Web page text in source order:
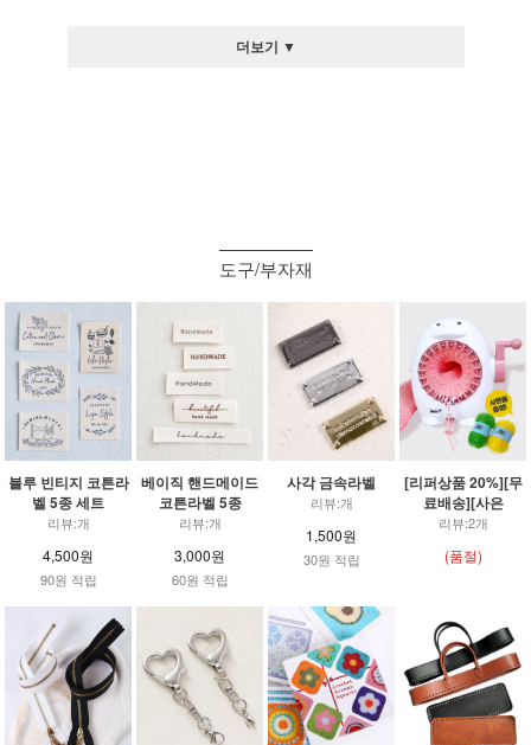
더보기 ▼
도구/부자재
블루 빈티지 코튼라
벨 5종 세트
리뷰:개
4,500원
90원 적립
베이직 핸드메이드
코튼라벨 5종
리뷰:개
3,000원
60원 적립
사각 금속라벨
리뷰:개
1,500원
30원 적립
[리퍼상품 20%][무
료배송][사은
리뷰:2개
(품절)